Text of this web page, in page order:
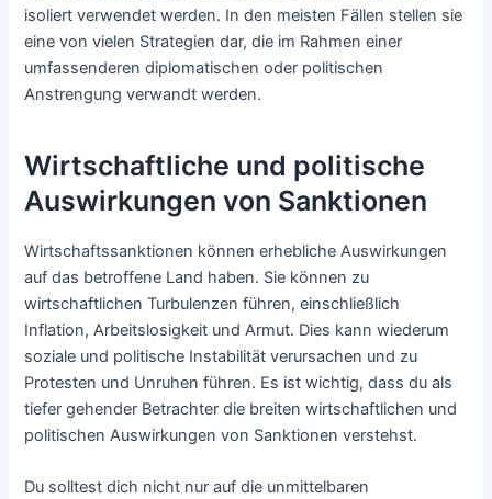
isoliert verwendet werden. In den meisten Fällen stellen sie
eine von vielen Strategien dar, die im Rahmen einer
umfassenderen diplomatischen oder politischen
Anstrengung verwandt werden.
Wirtschaftliche und politische
Auswirkungen von Sanktionen
Wirtschaftssanktionen können erhebliche Auswirkungen
auf das betroffene Land haben. Sie können zu
wirtschaftlichen Turbulenzen führen, einschließlich
Inflation, Arbeitslosigkeit und Armut. Dies kann wiederum
soziale und politische Instabilität verursachen und zu
Protesten und Unruhen führen. Es ist wichtig, dass du als
tiefer gehender Betrachter die breiten wirtschaftlichen und
politischen Auswirkungen von Sanktionen verstehst.
Du solltest dich nicht nur auf die unmittelbaren